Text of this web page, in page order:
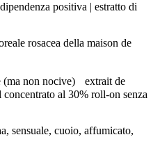
positiva | estratto di
rosacea della maison de
(ma non nocive) extrait de
al 30% roll-on senza
sensuale, cuoio, affumicato,